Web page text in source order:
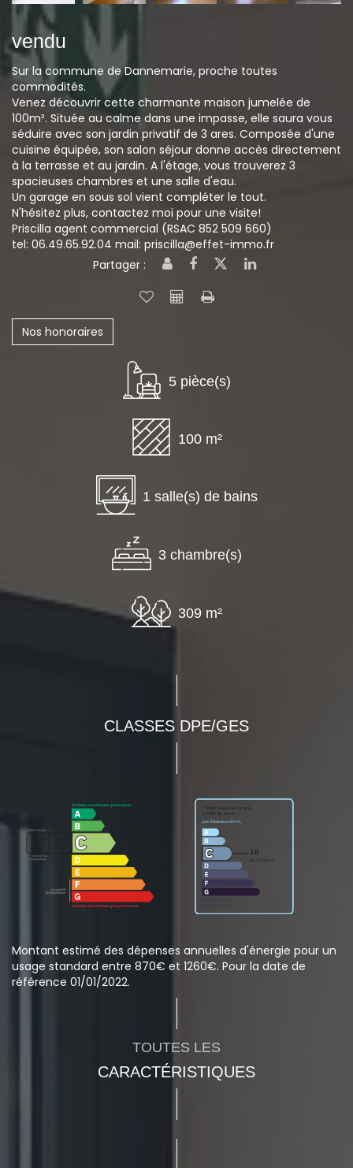
vendu
Sur la commune de Dannemarie, proche toutes
commodités.
Venez découvrir cette charmante maison jumelée de
100m². Située au calme dans une impasse, elle saura vous
séduire avec son jardin privatif de 3 ares. Composée d'une
cuisine équipée, son salon séjour donne accès directement
à la terrasse et au jardin. A l'étage, vous trouverez 3
spacieuses chambres et une salle d'eau.
Un garage en sous sol vient compléter le tout.
N'hésitez plus, contactez moi pour une visite!
Priscilla agent commercial (RSAC 852 509 660)
tel: 06.49.65.92.04 mail: priscilla@effet-immo.fr
Partager :
Nos honoraires
5 pièce(s)
100 m²
1 salle(s) de bains
3 chambre(s)
309 m²
CLASSES DPE/GES
Montant estimé des dépenses annuelles d'énergie pour un
usage standard entre 870€ et 1260€. Pour la date de
référence 01/01/2022.
TOUTES LES
CARACTÉRISTIQUES